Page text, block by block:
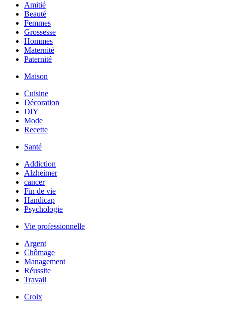
Amitié
Beauté
Femmes
Grossesse
Hommes
Maternité
Paternité
Maison
Cuisine
Décoration
DIY
Mode
Recette
Santé
Addiction
Alzheimer
cancer
Fin de vie
Handicap
Psychologie
Vie professionnelle
Argent
Chômage
Management
Réussite
Travail
Croix